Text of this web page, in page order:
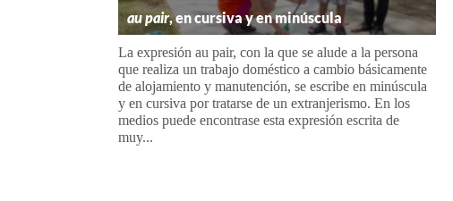
au pair, en cursiva y en minúscula
La expresión au pair, con la que se alude a la persona
que realiza un trabajo doméstico a cambio básicamente
de alojamiento y manutención, se escribe en minúscula
y en cursiva por tratarse de un extranjerismo. En los
medios puede encontrase esta expresión escrita de
muy...